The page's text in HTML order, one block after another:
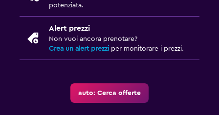
potenziata.
Alert prezzi
Non vuoi ancora prenotare?
Crea un alert prezzi per monitorare i prezzi.
auto: Cerca offerte